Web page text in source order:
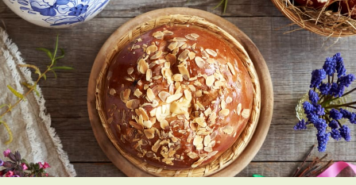
Články
TV Program
Škola vaření
Recepty z TV
Speciál: Cuketa